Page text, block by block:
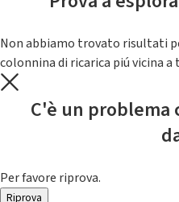
Non abbiamo trovato risultati
colonnina di ricarica piú vicina
C'è un problema
Per favore riprova.
Riprova